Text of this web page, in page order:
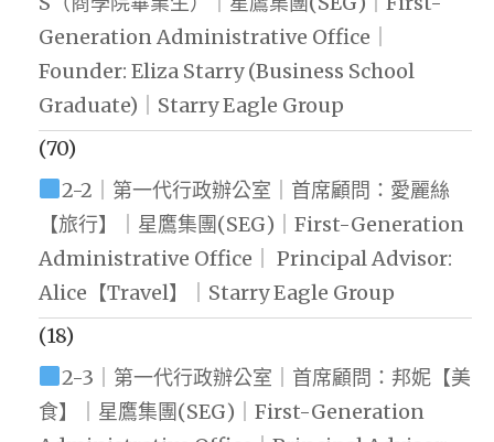
Generation Administrative Office｜
Founder: Eliza Starry (Business School
Graduate)｜Starry Eagle Group
(70)
2-2｜第一代行政辦公室｜首席顧問：愛麗絲
【旅行】｜星鷹集團(SEG)｜First-Generation
Administrative Office｜ Principal Advisor:
Alice【Travel】｜Starry Eagle Group
(18)
2-3｜第一代行政辦公室｜首席顧問：邦妮【美
食】｜星鷹集團(SEG)｜First-Generation